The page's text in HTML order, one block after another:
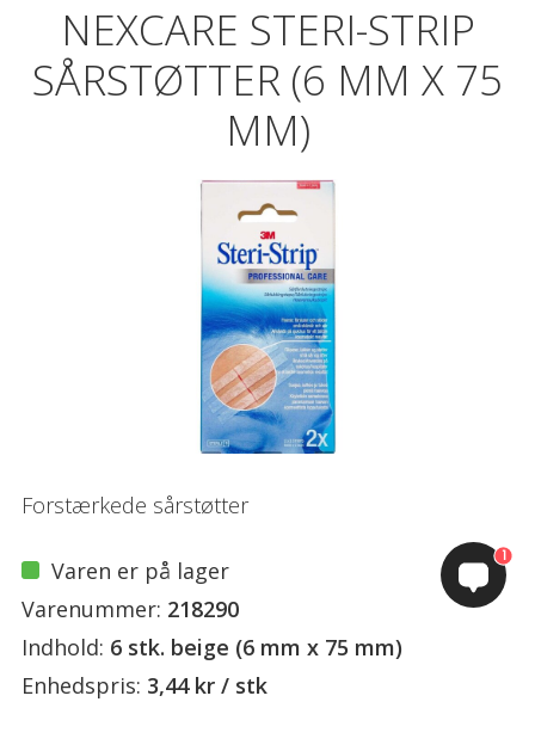
NEXCARE STERI-STRIP
SÅRSTØTTER (6 MM X 75
MM)
Forstærkede sårstøtter
Varen er på lager
Varenummer: 218290
Indhold: 6 stk. beige (6 mm x 75 mm)
Enhedspris: 3,44 kr / stk
1